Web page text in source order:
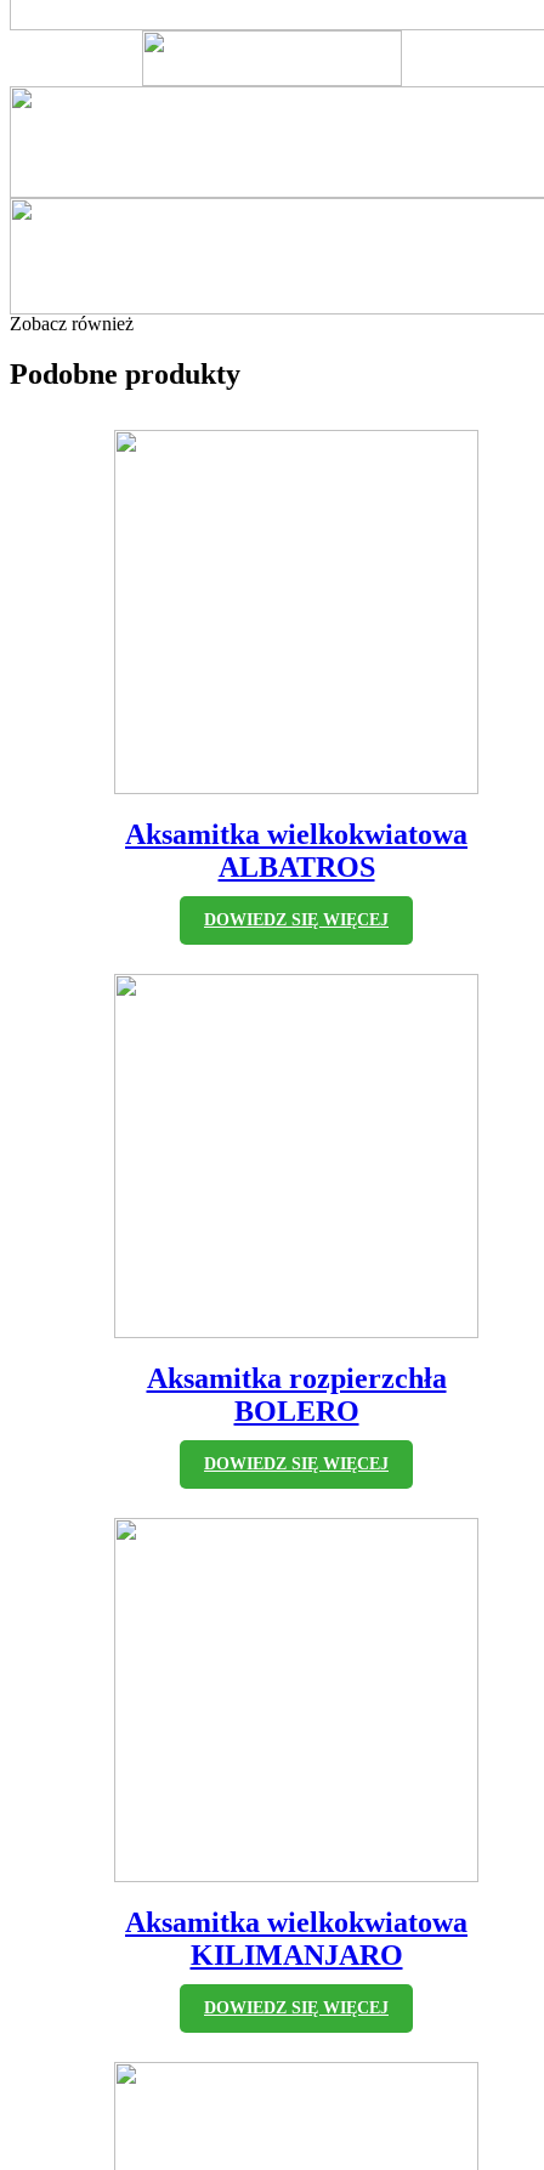
Zobacz również
Podobne produkty
Aksamitka wielkokwiatowa
ALBATROS
DOWIEDZ SIĘ WIĘCEJ
Aksamitka rozpierzchła
BOLERO
DOWIEDZ SIĘ WIĘCEJ
Aksamitka wielkokwiatowa
KILIMANJARO
DOWIEDZ SIĘ WIĘCEJ